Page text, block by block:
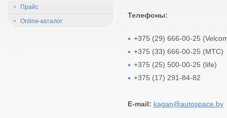
Прайс
Online-каталог
Телефоны:
+375 (29) 666-00-25
+375 (33) 666-00-25 (MTC)
+375 (25) 500-00-25 (life)
+375 (17) 291-84-82
E-mail: kagan@autospace.by